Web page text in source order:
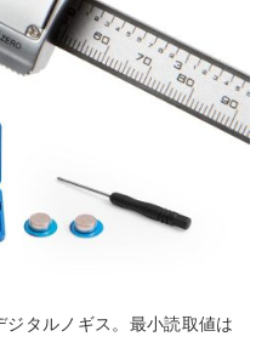
タルノギス。最小読取値は